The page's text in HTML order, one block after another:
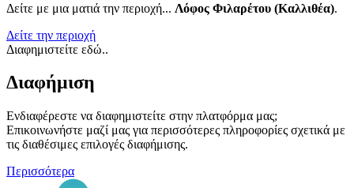
Δείτε με μια ματιά την περιοχή... Λόφος Φιλαρέτου (Καλλιθέα).
Δείτε την περιοχή
Διαφημιστείτε εδώ..
Διαφήμιση
Ενδιαφέρεστε να διαφημιστείτε στην πλατφόρμα μας;
Επικοινωνήστε μαζί μας για περισσότερες πληροφορίες σχετικά με
τις διαθέσιμες επιλογές διαφήμισης.
Περισσότερα